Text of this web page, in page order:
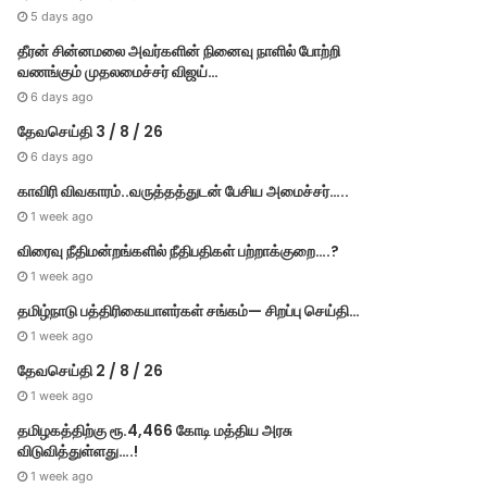
5 days ago
தீரன் சின்னமலை அவர்களின் நினைவு நாளில் போற்றி
வணங்கும் முதலமைச்சர் விஜய்…
6 days ago
தேவசெய்தி 3 / 8 / 26
6 days ago
காவிரி விவகாரம்..வருத்தத்துடன் பேசிய அமைச்சர்…..
1 week ago
விரைவு நீதிமன்றங்களில் நீதிபதிகள் பற்றாக்குறை….?
1 week ago
தமிழ்நாடு பத்திரிகையாளர்கள் சங்கம்— சிறப்பு செய்தி…
1 week ago
தேவசெய்தி 2 / 8 / 26
1 week ago
தமிழகத்திற்கு ரூ.4,466 கோடி மத்திய அரசு
விடுவித்துள்ளது….!
1 week ago